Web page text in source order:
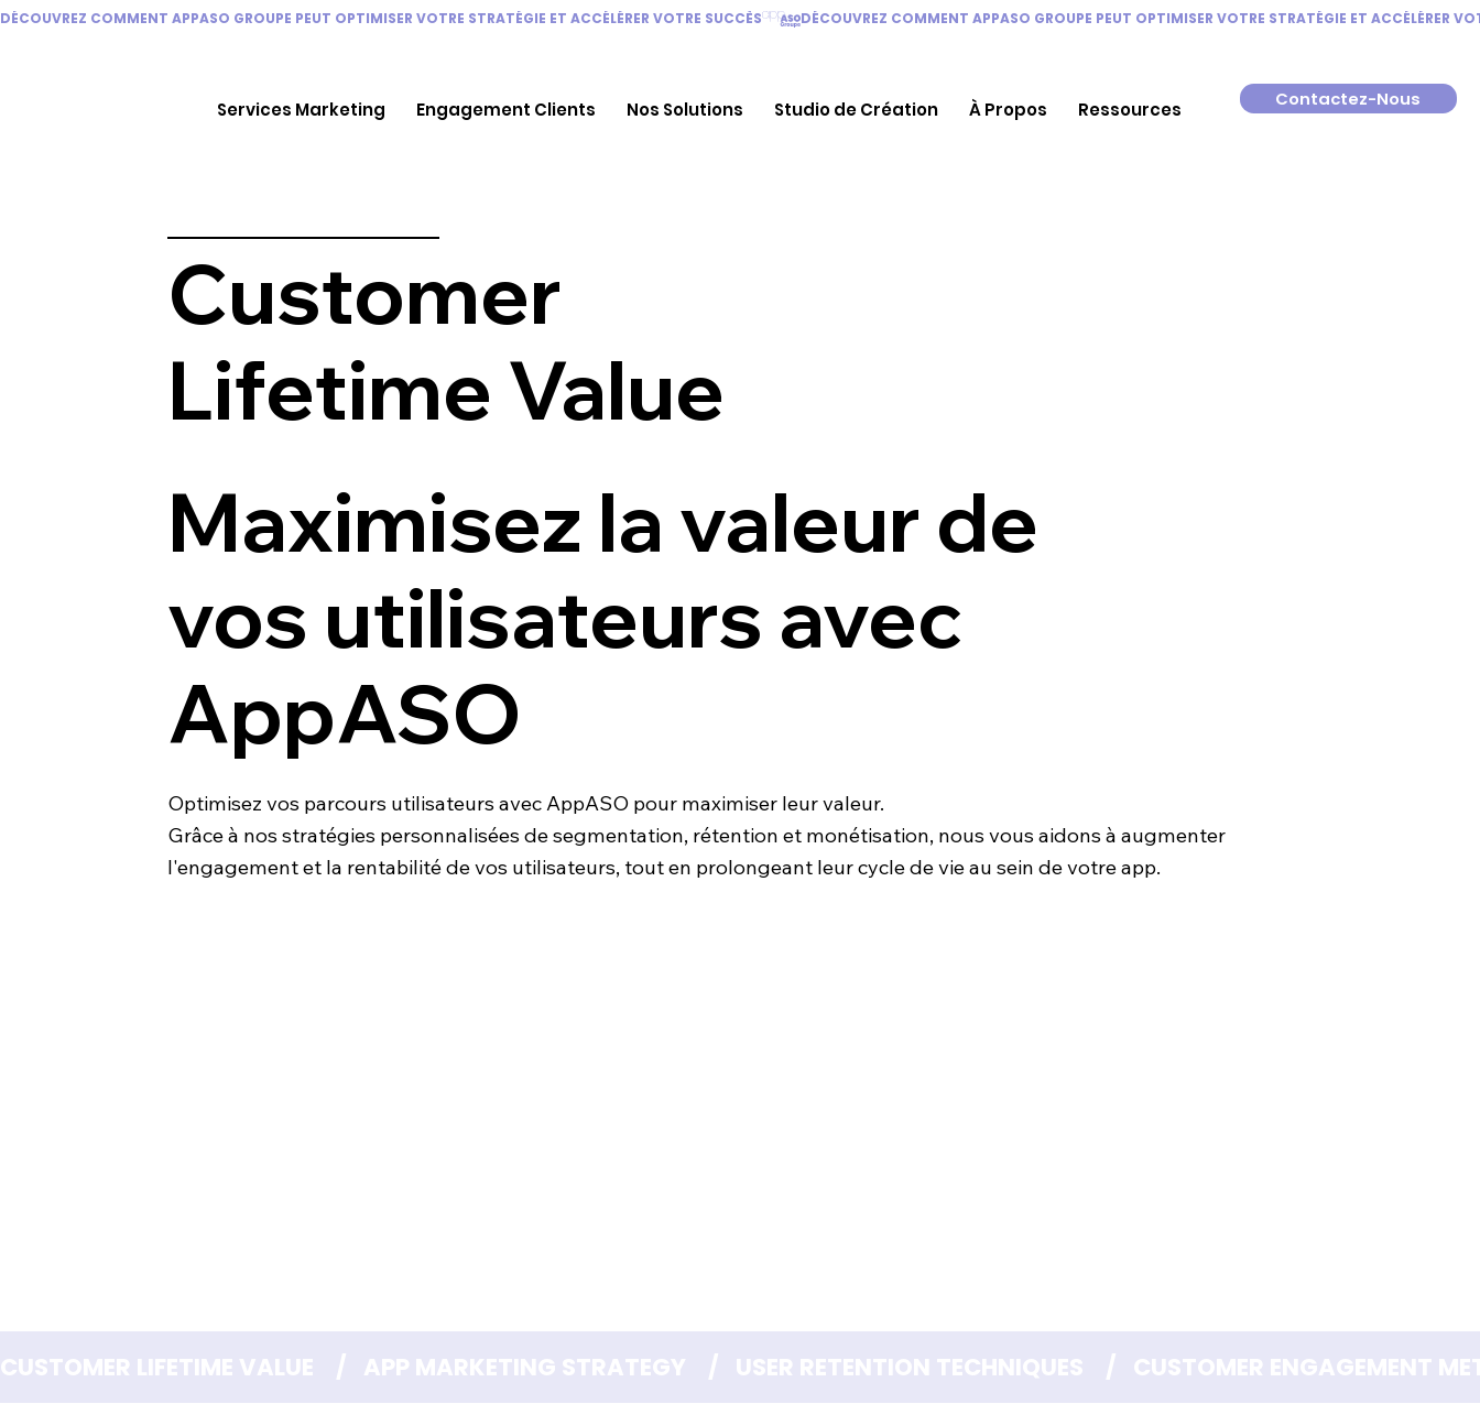
Services Marketing Engagement Clients Nos Solutions Studio de Création À Propos Ressources Contactez-Nous
DÉCOUVREZ COMMENT APPASO GROUPE PEUT OPTIMISER VOTRE STRATÉGIE ET ACCÉLÉRER VOTRE SUCCÈS
Customer
Lifetime Value
Maximisez la valeur de
vos utilisateurs avec
AppASO
Optimisez vos parcours utilisateurs avec AppASO pour maximiser leur valeur.
Grâce à nos stratégies personnalisées de segmentation, rétention et monétisation, nous vous aidons à augmenter
l'engagement et la rentabilité de vos utilisateurs, tout en prolongeant leur cycle de vie au sein de votre app.